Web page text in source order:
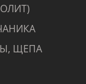
ЩЕПА